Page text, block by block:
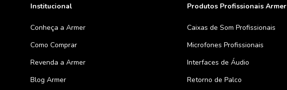
Institucional
Conheça a Armer
Como Comprar
Revenda a Armer
Blog Armer
Produtos Profissionais Armer
Caixas de Som Profissionais
Microfones Profissionais
Interfaces de Áudio
Retorno de Palco